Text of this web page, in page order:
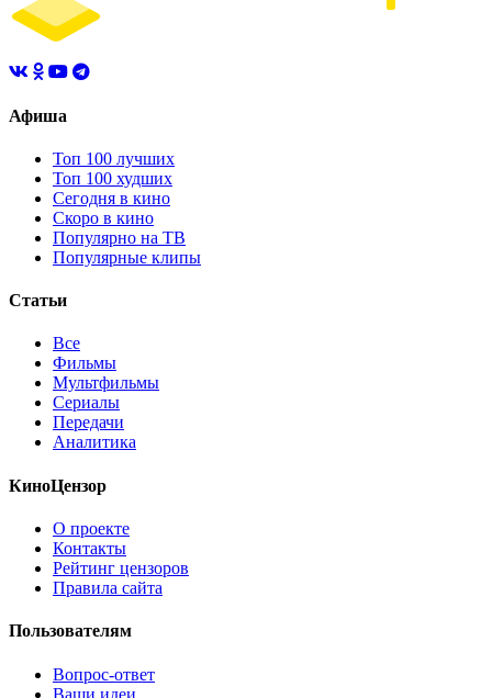
Афиша
Топ 100 лучших
Топ 100 худших
Сегодня в кино
Скоро в кино
Популярно на ТВ
Популярные клипы
Статьи
Все
Фильмы
Мультфильмы
Сериалы
Передачи
Аналитика
КиноЦензор
О проекте
Контакты
Рейтинг цензоров
Правила сайта
Пользователям
Вопрос-ответ
Ваши идеи